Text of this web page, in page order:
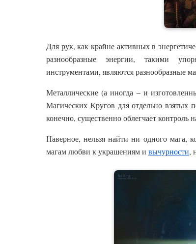
Для рук, как крайне активных в
разнообразные энергии, такими
инструментами, являются разнообразные
Металлические (а иногда – и
Магических Кругов для отдельно взятых
конечно, существенно облегчает контроль
Наверное, нельзя найти ни одного мага,
магам любви к украшениям и вычурности,